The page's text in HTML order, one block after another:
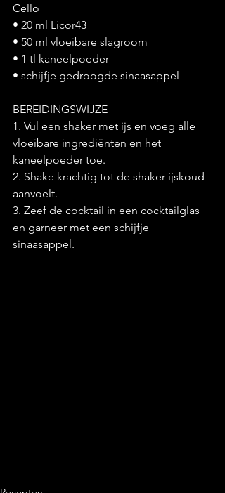
Cello
• 20 ml Licor43
• 50 ml vloeibare slagroom
• 1 tl kaneelpoeder
• schijfje gedroogde sinaasappel
BEREIDINGSWIJZE
1. Vul een shaker met ijs en voeg alle
vloeibare ingrediënten en het
kaneelpoeder toe.
2. Shake krachtig tot de shaker ijskoud
aanvoelt.
3. Zeef de cocktail in een cocktailglas
en garneer met een schijfje
sinaasappel.